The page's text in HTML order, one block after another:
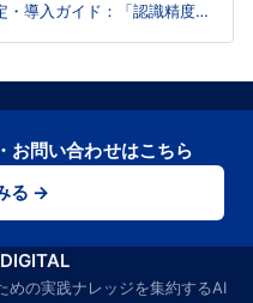
ローチ
導入ガイド：「認識精度」
お問い合わせはこちら
る →
めの実践ナレッジを集約するAI